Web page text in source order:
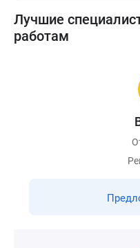
Лучшие
работам